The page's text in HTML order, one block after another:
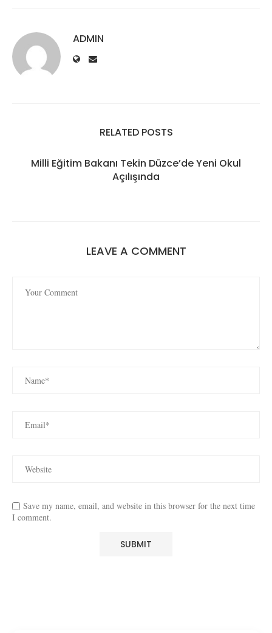
ADMIN
RELATED POSTS
Milli Eğitim Bakanı Tekin Düzce’de Yeni Okul
Açılışında
LEAVE A COMMENT
Save my name, email, and website in this browser for the next time
I comment.